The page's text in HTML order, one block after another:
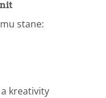
stane:
kreativity